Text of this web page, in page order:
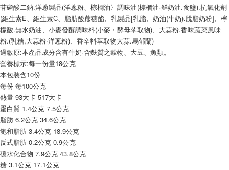
是否繳費成功／繳費後需取消欲退款等相關疑問，請聯繫「AFTEE先享後付
客戶支援中心」https://netprotections.freshdesk.com/support/home
【注意事項】
１．透過由恩沛科技股份有限公司提供之「AFTEE先享後付」服務完成之交
易，需依本服務之必要範圍內提供個人資料，並將交易相關給付款項請求債
權轉讓予恩沛科技股份有限公司。
２．關於個人資料處理事宜，請瀏覽以下網址：
https://aftee.tw/terms/#terms3
３．未成年的使用者請事先徵得法定代理人或監護人之同意方可使用
「AFTEE先享後付」，若未經同意申辦者引起之損失，本公司不負相關責
任。
４．使用「AFTEE先享後付」時，將依據個別帳號之用戶狀況，依本公司即
請求用戶進行身份認證。
５．嚴禁一人註冊多個帳號或使用他人資訊註冊。若發現惡意使用之情形，
恩沛科技股份有限公司將有權停止該用戶之使用額度並採取法律行動。
kg
每筆NT$90，滿NT$990(含以上)免運費
付款後7-11取貨-重量限制含紙箱10kg，請控制商品重量在9~
9.5kg
每筆NT$90，滿NT$990(含以上)免運費
宅配-新竹物流
每筆NT$150，滿NT$2,000(含以上)免運費
離島客戶-中華郵政
每筆NT$120，滿NT$2,000(含以上)免運費
苷磷酸二鈉.洋蔥製品(洋蔥粉、棕櫚油〉調味油(棕櫚油·鲜奶油.食鹽).抗氧化劑
(維生素E、維生素C、脂肪酸蔗糖酯、乳製品[乳脂、奶油(牛奶).脫脂奶粉]、檸
檬酸.無水奶油、小麥發酵調味料(小麥・酵母苹取物)、大蒜粉.香味蔬菜風味
粉.(乳糖,大蒜粉·洋蔥粉)、香辛料萃取物大蒜.馬郁蘭)
過敏原:本產品成分含有牛奶·含麩質之穀物、大豆、魚類。
營養標示:每一份量18公克
本包裝含10份
每份 每100公克
熱量 93大卡 517大卡
蛋白質 1.4公克 7.5公克
脂肪 6.2公克 34.6公克
飽和脂肪 3.4公克 18.9公克
反式脂肪 0.2公克 0.9公克
碳水化合物 7.9公克 43.8公克
糖 3.1公克 17.1公克